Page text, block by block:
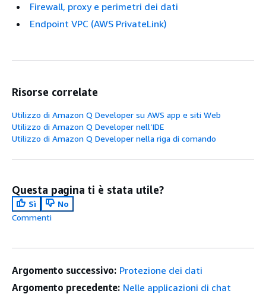
Firewall, proxy e perimetri dei dati
Endpoint VPC (AWS PrivateLink)
Risorse correlate
Utilizzo di Amazon Q Developer su AWS app e siti Web
Utilizzo di Amazon Q Developer nell’IDE
Utilizzo di Amazon Q Developer nella riga di comando
Questa pagina ti è stata utile?
Sì
No
Commenti
Argomento successivo: Protezione dei dati
Argomento precedente: Nelle applicazioni di chat